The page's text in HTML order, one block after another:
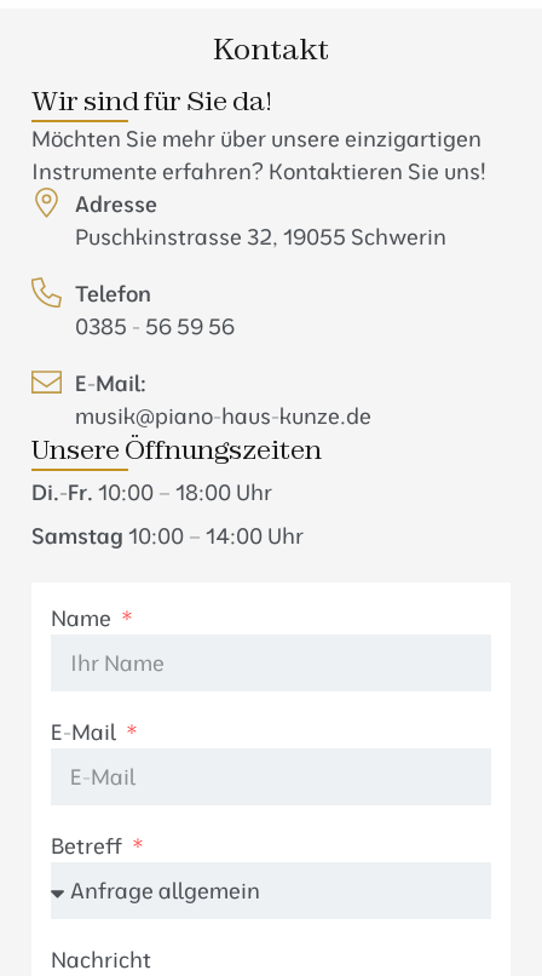
Kontakt
Wir sind für Sie da!
Möchten Sie mehr über unsere einzigartigen
Instrumente erfahren? Kontaktieren Sie uns!
Adresse
Puschkinstrasse 32, 19055 Schwerin
Telefon
0385 - 56 59 56
E-Mail:
musik@piano-haus-kunze.de
Unsere Öffnungszeiten
Di.-Fr. 10:00 – 18:00 Uhr
Samstag 10:00 – 14:00 Uhr
Name
E-Mail
Betreff
Nachricht